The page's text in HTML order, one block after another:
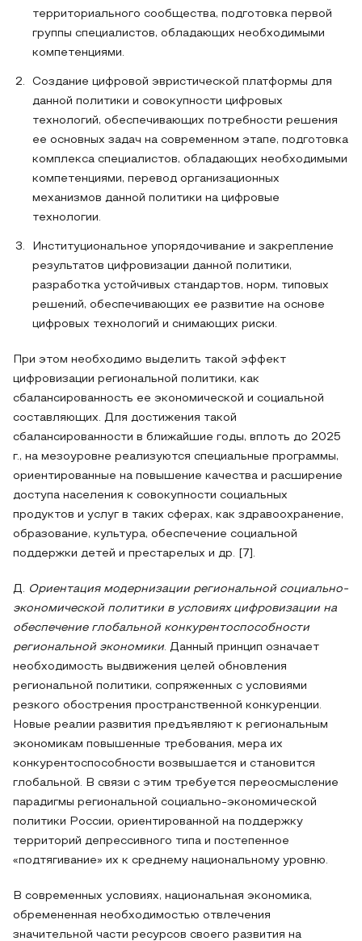
территориального сообщества, подготовка первой
группы специалистов, обладающих необходимыми
компетенциями.
Создание цифровой эвристической платформы для
данной политики и совокупности цифровых
технологий, обеспечивающих потребности решения
ее основных задач на современном этапе, подготовка
комплекса специалистов, обладающих необходимыми
компетенциями, перевод организационных
механизмов данной политики на цифровые
технологии.
Институциональное упорядочивание и закрепление
результатов цифровизации данной политики,
разработка устойчивых стандартов, норм, типовых
решений, обеспечивающих ее развитие на основе
цифровых технологий и снимающих риски.
При этом необходимо выделить такой эффект
цифровизации региональной политики, как
сбалансированность ее экономической и социальной
составляющих. Для достижения такой
сбалансированности в ближайшие годы, вплоть до 2025
г., на мезоуровне реализуются специальные программы,
ориентированные на повышение качества и расширение
доступа населения к совокупности социальных
продуктов и услуг в таких сферах, как здравоохранение,
образование, культура, обеспечение социальной
поддержки детей и престарелых и др. [7].
Д. Ориентация модернизации региональной социально-
экономической политики в условиях цифровизации на
обеспечение глобальной конкурентоспособности
региональной экономики. Данный принцип означает
необходимость выдвижения целей обновления
региональной политики, сопряженных с условиями
резкого обострения пространственной конкуренции.
Новые реалии развития предъявляют к региональным
экономикам повышенные требования, мера их
конкурентоспособности возвышается и становится
глобальной. В связи с этим требуется переосмысление
парадигмы региональной социально-экономической
политики России, ориентированной на поддержку
территорий депрессивного типа и постепенное
«подтягивание» их к среднему национальному уровню.
В современных условиях, национальная экономика,
обремененная необходимостью отвлечения
значительной части ресурсов своего развития на